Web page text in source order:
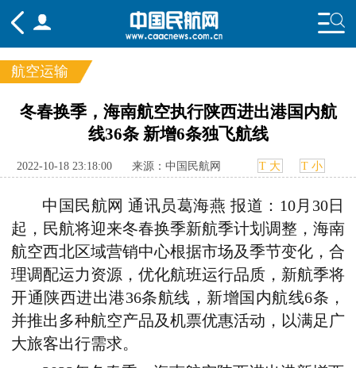
频道
要闻 国内 国际
航图 智库 专题 舆情
航空运输
冬春换季，海南航空执行陕西进出港国内航
线36条 新增6条独飞航线
2022-10-18 23:18:00 来源：中国民航网 T 大 T 小
中国民航网 通讯员葛海燕 报道：10月30日
起，民航将迎来冬春换季新航季计划调整，海南
航空西北区域营销中心根据市场及季节变化，合
理调配运力资源，优化航班运行品质，新航季将
开通陕西进出港36条航线，新增国内航线6条，
并推出多种航空产品及机票优惠活动，以满足广
大旅客出行需求。